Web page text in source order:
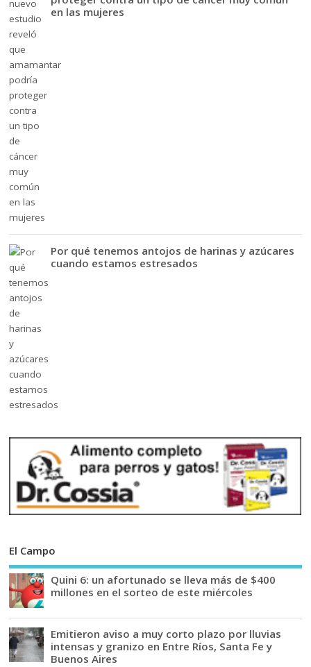
en las mujeres
Por qué tenemos antojos de harinas y azúcares
cuando estamos estresados
El Campo
Quini 6: un afortunado se lleva más de $400
millones en el sorteo de este miércoles
Emitieron aviso a muy corto plazo por lluvias
intensas y granizo en Entre Ríos, Santa Fe y
Buenos Aires